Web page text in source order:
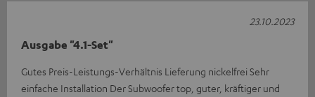
Ausgabe "4.1-Set"
Gutes Preis-Leistungs-Verhältnis Lieferung nickelfrei Sehr
einfache Installation Der Subwoofer top, guter, kräftiger und
23.10.2023